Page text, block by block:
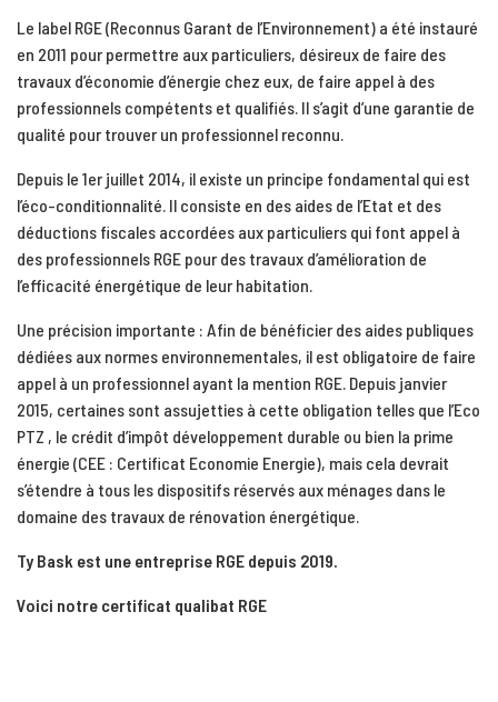
Le label RGE (Reconnus Garant de l’Environnement) a été instauré
en 2011 pour permettre aux particuliers, désireux de faire des
travaux d’économie d’énergie chez eux, de faire appel à des
professionnels compétents et qualifiés. Il s’agit d’une garantie de
qualité pour trouver un professionnel reconnu.
Depuis le 1er juillet 2014, il existe un principe fondamental qui est
l’éco-conditionnalité. Il consiste en des aides de l’Etat et des
déductions fiscales accordées aux particuliers qui font appel à
des professionnels RGE pour des travaux d’amélioration de
l’efficacité énergétique de leur habitation.
Une précision importante : Afin de bénéficier des aides publiques
dédiées aux normes environnementales, il est obligatoire de faire
appel à un professionnel ayant la mention RGE. Depuis janvier
2015, certaines sont assujetties à cette obligation telles que l’Eco
PTZ , le crédit d’impôt développement durable ou bien la prime
énergie (CEE : Certificat Economie Energie), mais cela devrait
s’étendre à tous les dispositifs réservés aux ménages dans le
domaine des travaux de rénovation énergétique.
Ty Bask est une entreprise RGE depuis 2019.
Voici notre certificat qualibat RGE